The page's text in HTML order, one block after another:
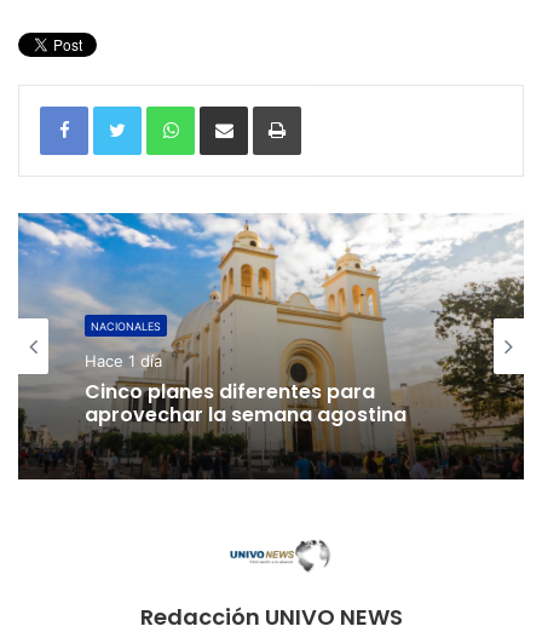
WhatsAppCompartir por correo electrónicoImprimir
NACIONALES
Hace 1 día
Cinco planes diferentes para
aprovechar la semana agostina
Redacción UNIVO NEWS